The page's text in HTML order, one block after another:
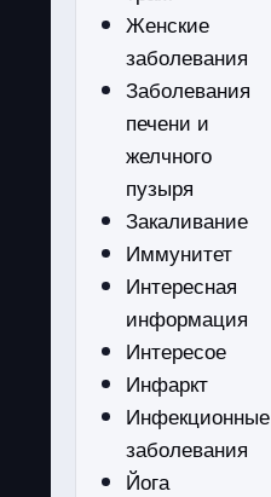
Женские
заболевания
Заболевания
печени и
желчного
пузыря
Закаливание
Иммунитет
Интересная
информация
Интересое
Инфаркт
Инфекционные
заболевания
Йога